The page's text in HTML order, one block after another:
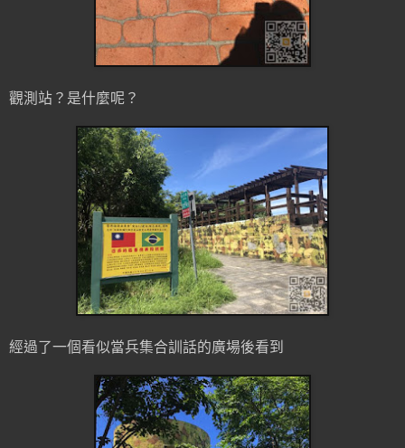
觀測站？是什麼呢？
經過了一個看似當兵集合訓話的廣場後看到